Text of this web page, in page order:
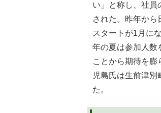
い」と称し、社員
された。昨年か
スタートが1月に
年の夏は参加人数
ことから期待を膨
児島氏は生前津
た。